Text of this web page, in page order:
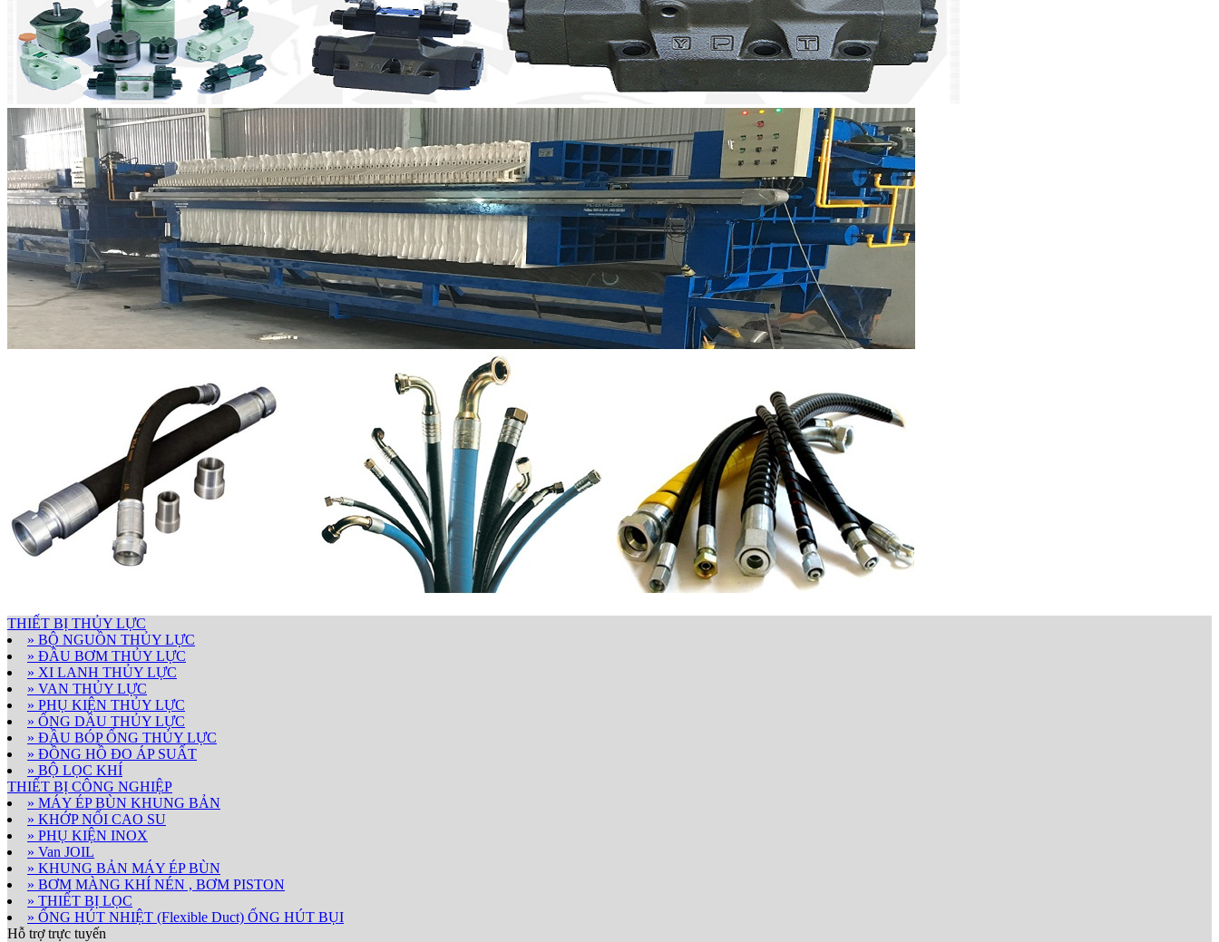
THIẾT BỊ THỦY LỰC
» BỘ NGUỒN THỦY LỰC
» ĐẦU BƠM THỦY LỰC
» XI LANH THỦY LỰC
» VAN THỦY LỰC
» PHỤ KIỆN THỦY LỰC
» ỐNG DẦU THỦY LỰC
» ĐẦU BÓP ỐNG THỦY LỰC
» ĐỒNG HỒ ĐO ÁP SUẤT
» BỘ LỌC KHÍ
THIẾT BỊ CÔNG NGHIỆP
» MÁY ÉP BÙN KHUNG BẢN
» KHỚP NỐI CAO SU
» PHỤ KIỆN INOX
» Van JOIL
» KHUNG BẢN MÁY ÉP BÙN
» BƠM MÀNG KHÍ NÉN , BƠM PISTON
» THIẾT BỊ LỌC
» ỐNG HÚT NHIỆT (Flexible Duct) ỐNG HÚT BỤI
Hỗ trợ trực tuyến